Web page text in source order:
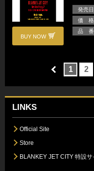
BUY NOW
発売日
価 格
品 番
1 2
LINKS
Official Site
Store
BLANKEY JET CITY 特設サ